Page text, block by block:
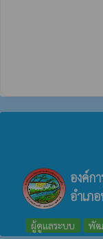
องค์ก
อำเภ
ผู้ดูแลระบบ พัฒ